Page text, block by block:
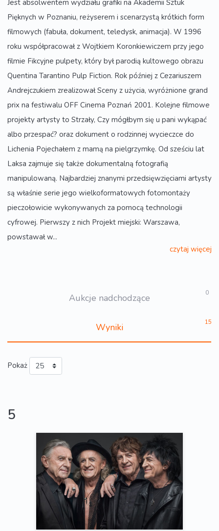
Jest absolwentem wydziału grafiki na Akademii Sztuk
Pięknych w Poznaniu, reżyserem i scenarzystą krótkich form
filmowych (fabuła, dokument, teledysk, animacja). W 1996
roku współpracował z Wojtkiem Koronkiewiczem przy jego
filmie Fikcyjne pulpety, który był parodią kultowego obrazu
Quentina Tarantino Pulp Fiction. Rok później z Cezariuszem
Andrejczukiem zrealizował Sceny z użycia, wyróżnione grand
prix na festiwalu OFF Cinema Poznań 2001. Kolejne filmowe
projekty artysty to Strzały, Czy mógłbym się u pani wykąpać
albo przespać? oraz dokument o rodzinnej wycieczce do
Lichenia Pojechałem z mamą na pielgrzymkę. Od sześciu lat
Laksa zajmuje się także dokumentalną fotografią
manipulowaną. Najbardziej znanymi przedsięwzięciami artysty
są właśnie serie jego wielkoformatowych fotomontaży
pieczołowicie wykonywanych za pomocą technologii
cyfrowej. Pierwszy z nich Projekt miejski: Warszawa,
powstawał w...
czytaj więcej
Aukcje nadchodzące 0
Wyniki 15
Pokaż
5